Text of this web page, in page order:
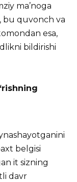
ma’noga
bu quvonch va
esa,
bildirishi
belgisi
it sizning
davr